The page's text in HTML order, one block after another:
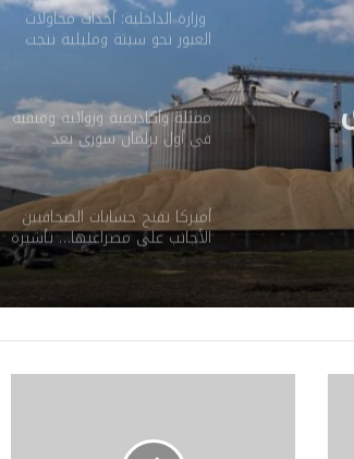
وزارة الداخلية: أحداث محاولات
العبور نحو سبتة ومليلية نتجت
وشبكات الاتجار بالبشر
ممثلة وأكاديمية وروائية ومنقبة
في أول برلمان سوري بعد
سقوط الأسد
أميركا تفتح حسابات الصحافيين
الأجانب على مصراعيها… تأشيرة
الدخول ثمنها كشف “السوشيال
ميديا”